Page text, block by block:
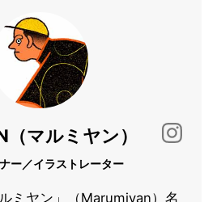
マルミヤン）
ー／イラストレーター
ミヤン」（Marumiyan）名